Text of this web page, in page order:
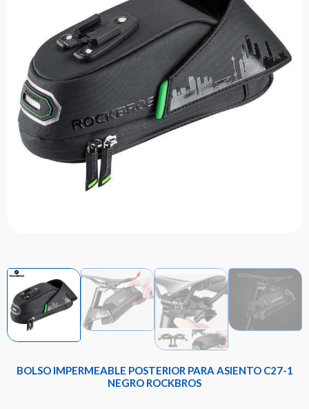
BOLSO IMPERMEABLE POSTERIOR PARA ASIENTO C27-1
NEGRO ROCKBROS